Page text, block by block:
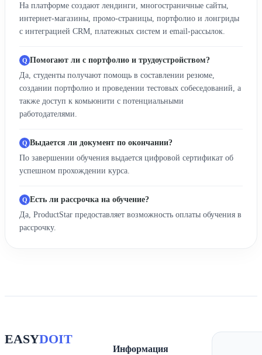
На платформе создают лендинги, многостраничные сайты,
интернет-магазины, промо-страницы, портфолио и лонгриды
с интеграцией CRM, платежных систем и email-рассылок.
Помогают ли с портфолио и трудоустройством?
Да, студенты получают помощь в составлении резюме,
создании портфолио и проведении тестовых собеседований, а
также доступ к комьюнити с потенциальными
работодателями.
Выдается ли документ по окончании?
По завершении обучения выдается цифровой сертификат об
успешном прохождении курса.
Есть ли рассрочка на обучение?
Да, ProductStar предоставляет возможность оплаты обучения в
рассрочку.
EASYDOIT
Информация